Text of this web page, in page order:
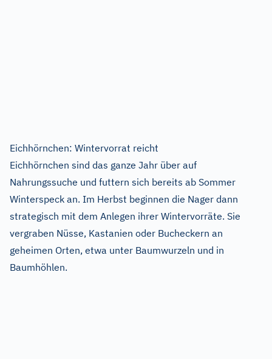
Eichhörnchen: Wintervorrat reicht
Eichhörnchen sind das ganze Jahr über auf
Nahrungssuche und futtern sich bereits ab Sommer
Winterspeck an. Im Herbst beginnen die Nager dann
strategisch mit dem Anlegen ihrer Wintervorräte. Sie
vergraben Nüsse, Kastanien oder Bucheckern an
geheimen Orten, etwa unter Baumwurzeln und in
Baumhöhlen.